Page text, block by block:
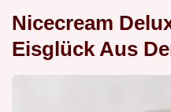
Nicecream
Eisglück Aus